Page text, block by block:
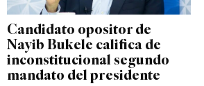
Candidato opositor de
Nayib Bukele califica de
inconstitucional segundo
mandato del presidente